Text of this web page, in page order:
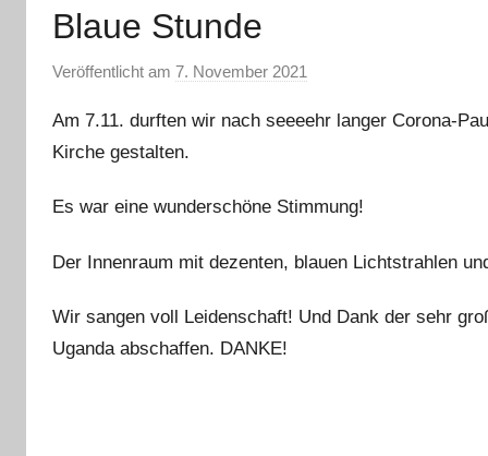
Blaue Stunde
Veröffentlicht am 7. November 2021
n
e
a
o
Am 7.11. durften wir nach seeeehr langer Corona-
Kirche gestalten.
Es war eine wunderschöne Stimmung!
Der Innenraum mit dezenten, blauen Lichtstrahlen
Wir sangen voll Leidenschaft! Und Dank der sehr
Uganda abschaffen. DANKE!